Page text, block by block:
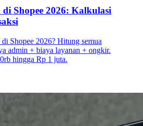
Shopee 2026: Kalkulasi
Shopee 2026? Hitung semua
admin + biaya layanan + ongkir.
hingga Rp 1 juta.